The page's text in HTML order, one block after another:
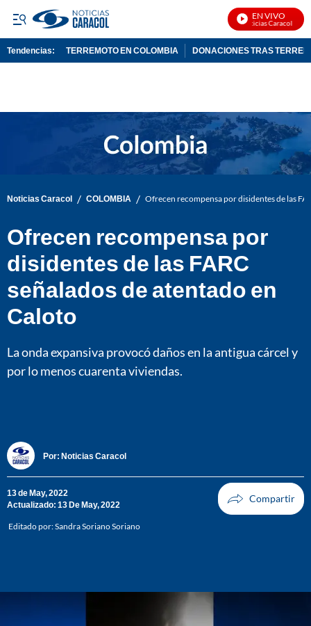
EN VIVO
Noticias Caracol En
Tendencias: TERREMOTO EN COLOMBIA DONACIONES TRAS
Noticias Caracol / COLOMBIA / Ofrecen recompensa por disidentes de las
Ofrecen recompensa por
disidentes de las FARC
señalados de atentado en
Caloto
La onda expansiva provocó daños en la antigua cárcel y
por lo menos cuarenta viviendas.
Por: Noticias Caracol
13 de May, 2022
Actualizado: 13 De May, 2022
Editado por:Sandra Soriano Soriano